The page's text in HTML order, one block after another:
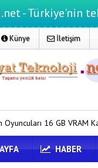
teknoloji
Künye İletişim
Kapasiteli Ekran
HABER